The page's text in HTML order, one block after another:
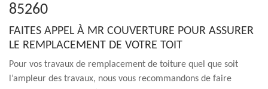
85260
FAITES APPEL À MR COUVERTURE POUR ASSURER
LE REMPLACEMENT DE VOTRE TOIT
Pour vos travaux de remplacement de toiture quel que soit
l’ampleur des travaux, nous vous recommandons de faire